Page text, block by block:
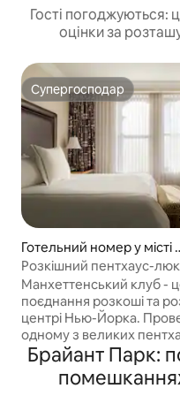
Гості погоджуються:
оцінки за
Супергосподар
Супергосподар
Готельний номер у місті
дтаун Манхеттена
Розкішний пентхаус-
від Центрального парку
Манхеттенський клуб -
поєднання розкоші та
центрі Нью-Йорка.
одному з великих
насолодіться
пентхаусу, з якого
чудовий вид!
Брайант Парк: